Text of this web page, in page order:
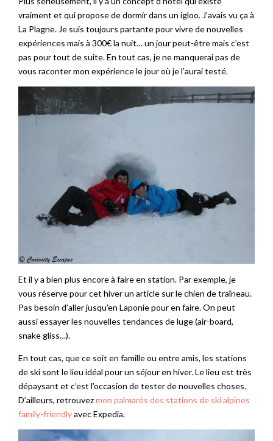
vraiment et qui propose de dormir dans un igloo. J’avais vu ça à
La Plagne. Je suis toujours partante pour vivre de nouvelles
expériences mais à 300€ la nuit… un jour peut-être mais c’est
pas pour tout de suite. En tout cas, je ne manquerai pas de
vous raconter mon expérience le jour où je l’aurai testé.
Et il y a bien plus encore à faire en station. Par exemple, je
vous réserve pour cet hiver un article sur le chien de traîneau.
Pas besoin d’aller jusqu’en Laponie pour en faire. On peut
aussi essayer les nouvelles tendances de luge (air-board,
snake gliss…).
En tout cas, que ce soit en famille ou entre amis, les stations
de ski sont le lieu idéal pour un séjour en hiver. Le lieu est très
dépaysant et c’est l’occasion de tester de nouvelles choses.
D’ailleurs, retrouvezmon palmarès des stations de ski alpines
family-friendlyavec Expedia.